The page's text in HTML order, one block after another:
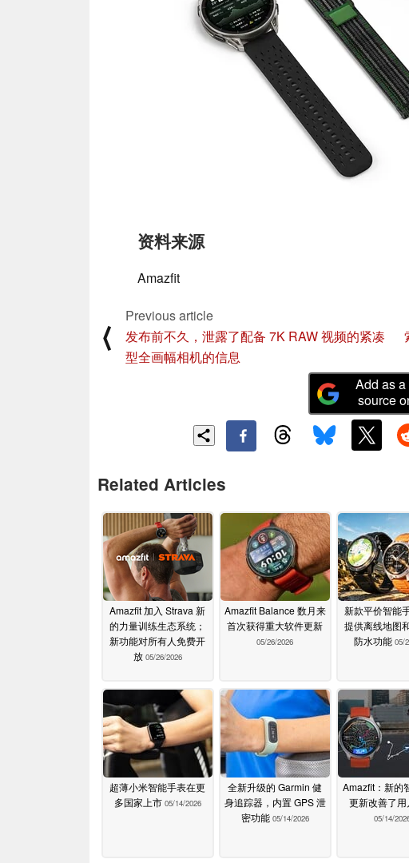
资料来源
Amazfit
⟨
Previous article
发布前不久，泄露了配备 7K RAW 视频的紧凑
型全画幅相机的信息
Add as
source
Related Articles
Amazfit 加入 Strava 新
的力量训练生态系统；
新功能对所有人免费开
放 05/26/2026
Amazfit Balance 数月来
首次获得重大软件更新
05/26/2026
新款平价智能
提供离线地图
防水功能 05/
超薄小米智能手表在更
多国家上市 05/14/2026
全新升级的 Garmin 健
身追踪器，内置 GPS 泄
密功能 05/14/2026
Amazfit：新的
更新改善了
05/14/